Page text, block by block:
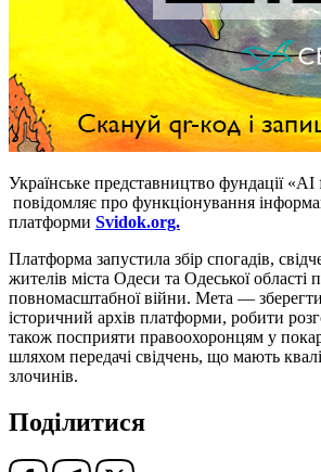
Українське представництво фундації
повідомляє про функціонування
платформи Svidok.org.
Платформа запустила збір спогадів,
жителів міста Одеси та Одеської області
повномасштабної війни. Мета — зберегти
історичний архів платформи, робити
також посприяти правоохоронцям у
шляхом передачі свідчень, що мають
злочинів.
Поділитися